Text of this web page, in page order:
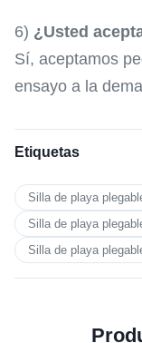
6) ¿Usted
Sí, aceptamos
ensayo a la
Etiquetas
Silla de playa
Silla de playa
Silla de playa